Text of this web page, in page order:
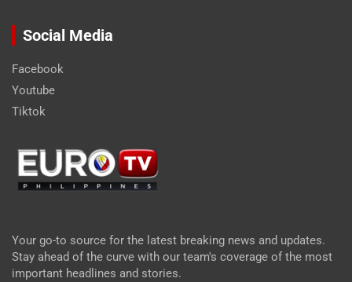
Social Media
Facebook
Youtube
Tiktok
Your go-to source for the latest breaking news and updates.
Stay ahead of the curve with our team's coverage of the most
important headlines and stories.